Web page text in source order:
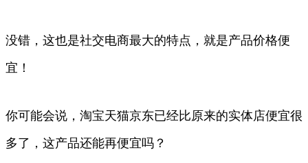
没错，这也是社交电商最大的特点，就是产品价格便
宜！
你可能会说，淘宝天猫京东已经比原来的实体店便宜很
多了，这产品还能再便宜吗？